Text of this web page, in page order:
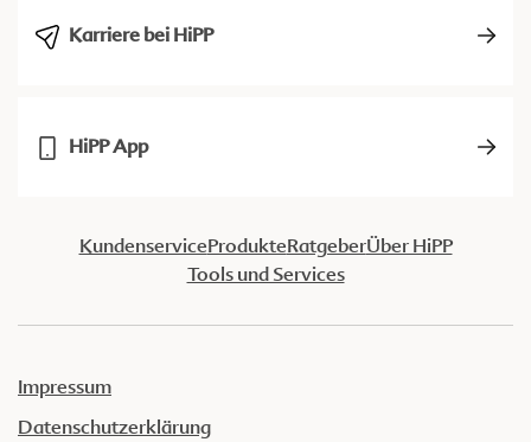
Karriere bei HiPP
HiPP App
KundenserviceProdukteRatgeberÜber HiPP
Tools und Services
Impressum
Datenschutzerklärung